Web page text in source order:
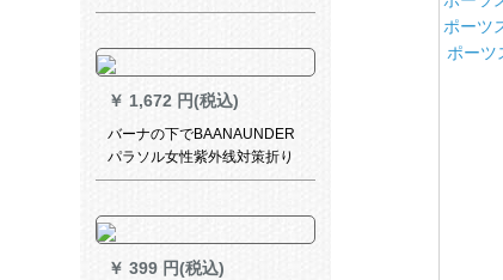
ト339 S
￥ 1,672 円(税込)
バーナの下でBAANAUNDER
パラソル女性紫外线対策折り
たたみた傘晴雨兼用ミニ三つ
￥ 399 円(税込)
通レ